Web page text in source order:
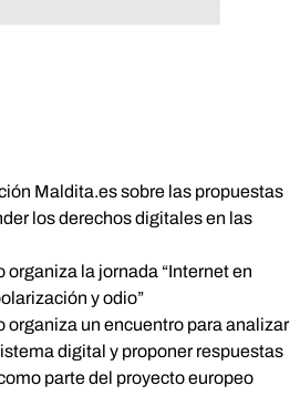
Maldita.es sobre las propuestas
los derechos digitales en las
la jornada “Internet en
y odio”
organiza un encuentro para analizar
digital y proponer respuestas
parte del proyecto europeo